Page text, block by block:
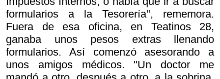
formularios a la Tesorería", rememora.
Fuera de esa oficina, en Teatinos 28,
ganaba unos pesos extras llenando
formularios. Así comenzó asesorando a
unos amigos médicos. "Un doctor me